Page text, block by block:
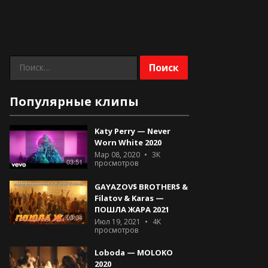
Найти:
Популярные клипы
03:51
Katy Perry — Never
Worn White 2020
Мар 08, 2020
3K
просмотров
03:04
GAYAZOV$ BROTHER$ &
Filatov & Karas —
ПОШЛА ЖАРА 2021
Июл 19, 2021
4K
просмотров
Loboda — MOLOKO
2020